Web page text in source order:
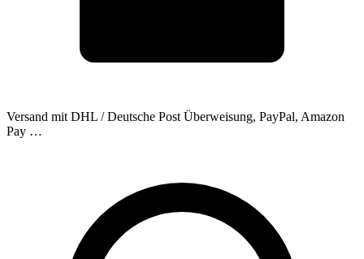
Versand mit DHL / Deutsche Post Überweisung, PayPal, Amazon
Pay …